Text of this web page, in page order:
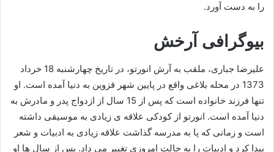
را به دست آورد.
بیوگرافی آرخش
علیرضا جباری، ملقب به آرش انورتو، در تاریخ چهارشنبه 18 خرداد
1373 در محله بلاغی واقع در پایین شهر قزوین به دنیا آمده است. او
تنها فرزند خانواده است که پس از 15 سال از ازدواج پدر و مادرش به
دنیا آمده است. انورتو از کودکی علاقه ی زیادی به موسیقی داشته
است و زمانی که پا به مدرسه گذاشت علاقه زیادی به ادبیات و شعر
پیدا کرد و ادبیات را به حالت امروزی تغییر می داد. پس از سال ها او